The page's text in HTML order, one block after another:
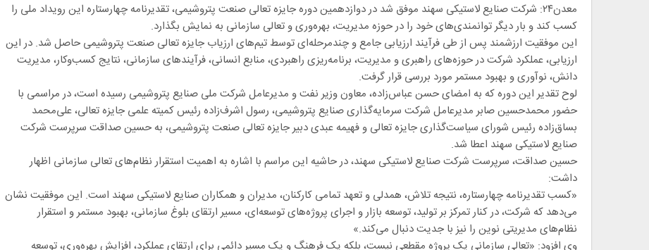
معدن۲۴: شرکت صنایع لاستیکی سهند موفق شد در دوازدهمین دوره جایزه تعالی صنعت پتروشیمی، تقدیرنامه چهارستاره این رویداد ملی را
کسب کند و بار دیگر توانمندی‌های خود را در حوزه مدیریت، بهره‌وری و تعالی سازمانی به نمایش بگذارد.
این موفقیت ارزشمند پس از طی فرآیند ارزیابی جامع و چندمرحله‌ای توسط تیم‌های ارزیاب جایزه تعالی صنعت پتروشیمی حاصل شد. در این
ارزیابی، عملکرد شرکت در حوزه‌های راهبری و مدیریت، برنامه‌ریزی راهبردی، منابع انسانی، فرآیندهای سازمانی، نتایج کسب‌وکار، مدیریت
دانش، نوآوری و بهبود مستمر مورد بررسی قرار گرفت.
لوح تقدیر این دوره که به امضای حسن عباس‌زاده، معاون وزیر نفت و مدیرعامل شرکت ملی صنایع پتروشیمی رسیده است، در مراسمی با
حضور محمدحسین صابر مدیرعامل شرکت سرمایه‌گذاری صنایع پتروشیمی، رسول اشرف‌زاده رئیس کمیته علمی جایزه تعالی، علی‌محمد
بساق‌زاده رئیس شورای سیاست‌گذاری جایزه تعالی و فهیمه عبدی دبیر جایزه تعالی صنعت پتروشیمی، به حسین صداقت سرپرست شرکت
صنایع لاستیکی سهند اعطا شد.
حسین صداقت، سرپرست شرکت صنایع لاستیکی سهند، در حاشیه این مراسم با اشاره به اهمیت استقرار نظام‌های تعالی سازمانی اظهار
داشت:
«کسب تقدیرنامه چهارستاره، نتیجه تلاش، همدلی و تعهد تمامی کارکنان، مدیران و همکاران صنایع لاستیکی سهند است. این موفقیت نشان
می‌دهد که شرکت، در کنار تمرکز بر تولید، توسعه بازار و اجرای پروژه‌های توسعه‌ای، مسیر ارتقای بلوغ سازمانی، بهبود مستمر و استقرار
نظام‌های مدیریتی نوین را نیز با جدیت دنبال می‌کند.»
وی افزود: «تعالی سازمانی یک پروژه مقطعی نیست، بلکه یک فرهنگ و یک مسیر دائمی برای ارتقای عملکرد، افزایش بهره‌وری، توسعه